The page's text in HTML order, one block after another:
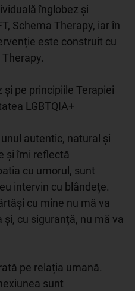
înglobez și
Schema Therapy, iar în
este construit cu
pe principiile Terapiei
LGBTQIA+
autentic, natural și
și îmi reflectă
cu umorul, sunt
intervin cu blândețe.
cu mine nu mă va
cu siguranță, nu mă va
pe relația umană.
sunt